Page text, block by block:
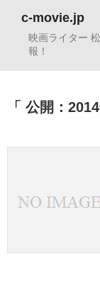
c-movie.jp
映画ライター
報！
公開：